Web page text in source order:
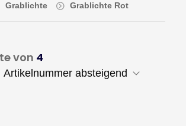
Grablichte Grablichte Rot
von 4